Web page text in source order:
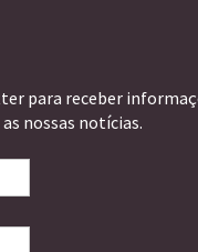
para receber
nossas notícias.